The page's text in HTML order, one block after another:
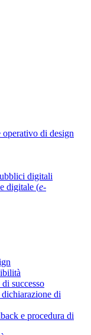
operativo di design
digitali
digitale (e-
successo
di
e procedura di